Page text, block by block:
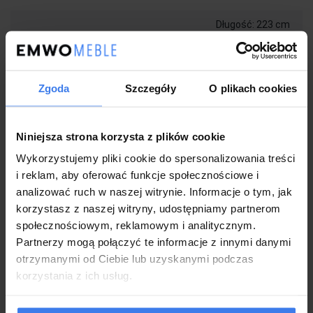
Zgoda Szczegóły O plikach cookies
Niniejsza strona korzysta z plików cookie
Wykorzystujemy pliki cookie do spersonalizowania treści
i reklam, aby oferować funkcje społecznościowe i
analizować ruch w naszej witrynie. Informacje o tym, jak
korzystasz z naszej witryny, udostępniamy partnerom
społecznościowym, reklamowym i analitycznym.
Partnerzy mogą połączyć te informacje z innymi danymi
otrzymanymi od Ciebie lub uzyskanymi podczas
korzystania z ich usług.
Wymiary:
Długość: 223 cm
Wysokość: 90 cm
Powierzchnia
spania:
Materac:
Opcjonalnie do wyboru w
Wykonanie:
Łóżko wykonane z najwyższej jakości materiałów
tkanina boucle dodająca przytulności
Nowoczesna konstrukcja i stabilna podstawa
Dekoracyjne przeszycia podkreślające obłe kształty
Wyprofilowany zagłówek gwarantujący maksymalny poziom
Praktycznypojemnik na pościel z materiałowym dnem